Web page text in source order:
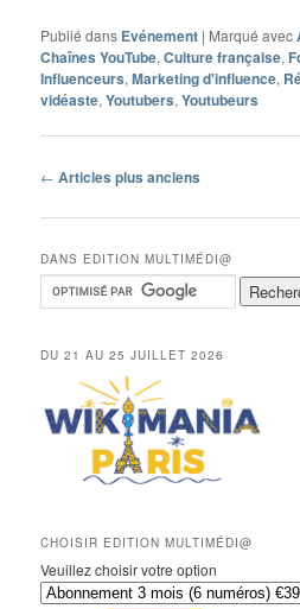
Publié dans Evénement | Marqué avec
Chaînes YouTube,Culture française,
Influenceurs,Marketing d'influence,
vidéaste,Youtubers,Youtubeurs
Navigation
articles
← Articles plus anciens
DANS EDITION MULTIMÉDI@
DU 21 AU 25 JUILLET 2026
CHOISIR EDITION MULTIMÉDI@
Veuillez choisir votre option